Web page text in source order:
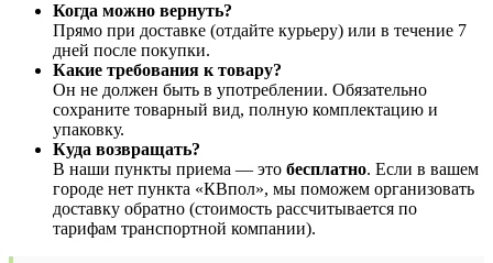
Когда можно вернуть?
Прямо при доставке (отдайте курьеру) или в течение 7
дней после покупки.
Какие требования к товару?
Он не должен быть в употреблении. Обязательно
сохраните товарный вид, полную комплектацию и
упаковку.
Куда возвращать?
В наши пункты приема — это бесплатно. Если в вашем
городе нет пункта «КВпол», мы поможем организовать
доставку обратно (стоимость рассчитывается по
тарифам транспортной компании).